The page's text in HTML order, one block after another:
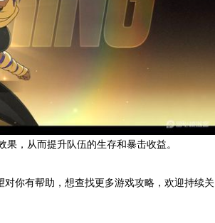
，从而提升队伍的生存和暴击收益。
你有帮助，想查找更多游戏攻略，欢迎持续关